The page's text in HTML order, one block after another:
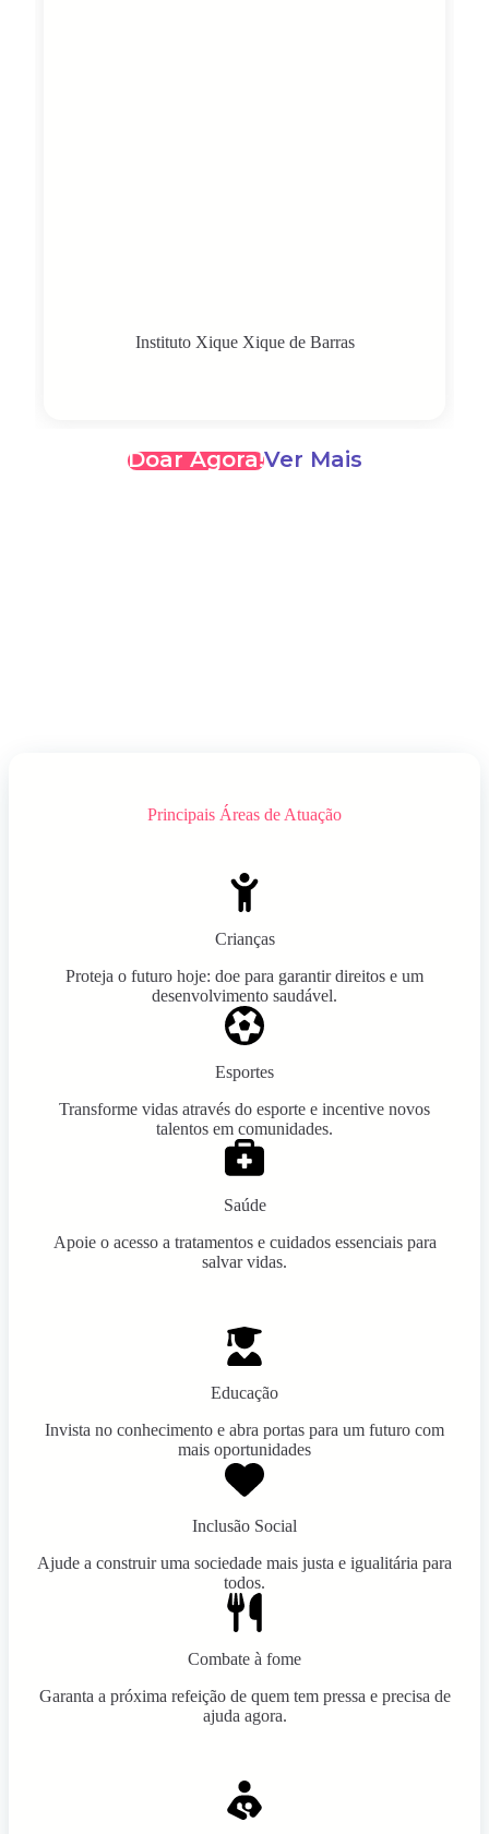
Instituto Xique Xique de Barras
Doar Agora!Ver Mais
Principais Áreas de Atuação
Crianças
Proteja o futuro hoje: doe para garantir direitos e um
desenvolvimento saudável.
Esportes
Transforme vidas através do esporte e incentive novos
talentos em comunidades.
Saúde
Apoie o acesso a tratamentos e cuidados essenciais para
salvar vidas.
Educação
Invista no conhecimento e abra portas para um futuro com
mais oportunidades
Inclusão Social
Ajude a construir uma sociedade mais justa e igualitária para
todos.
Combate à fome
Garanta a próxima refeição de quem tem pressa e precisa de
ajuda agora.